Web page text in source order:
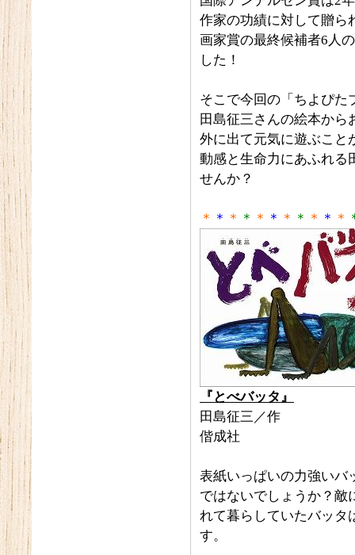
作家の功績に対して贈ら
画家賞の最終候補者6人
した！
そこで今回の「ちよぴた
田島征三さんの絵本から
外に出て元気に遊ぶこと
動感と生命力にあふれる
せんか？
＊ ＊ ＊ ＊ ＊ ＊ ＊ ＊ ＊ ＊ ＊
『とべバッタ』
田島征三／作
偕成社
表紙いっぱいの力強いバ
ではないでしょうか？敵
れて暮らしていたバッタ
す。